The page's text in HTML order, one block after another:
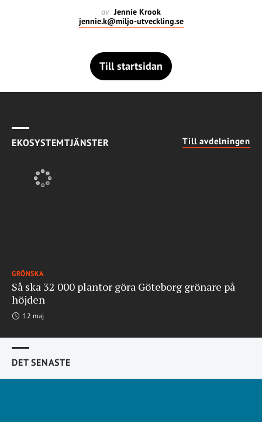
av Jennie Krook
jennie.k@miljo-utveckling.se
Till startsidan
EKOSYSTEMTJÄNSTER Till avdelningen
GRÖNSKA
Så ska 32 000 plantor göra Göteborg grönare på
höjden
12 maj
DET SENASTE